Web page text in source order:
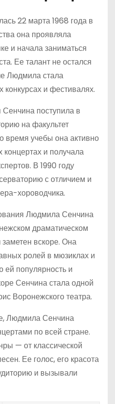
22 марта 1968 года в
она проявляла
и начала заниматься
Ее талант не остался
Людмила стала
конкурсах и фестивалях.
поступила в
на факультет
время учебы она активно
и получала
В 1990 году
с отличием и
хороводчика.
Людмила Сенчина
драматическом
вскоре. Она
ролей в мюзиклах и
ей популярность и
Сенчина стала одной
Воронежского театра.
Людмила Сенчина
по всей стране.
— от классической
Ее голос, его красота
и вызывали